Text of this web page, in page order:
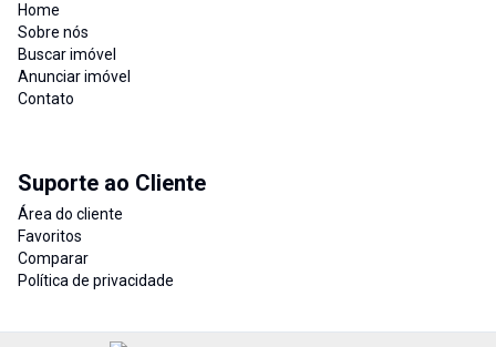
Home
Sobre nós
Buscar imóvel
Anunciar imóvel
Contato
Suporte ao Cliente
Área do cliente
Favoritos
Comparar
Política de privacidade